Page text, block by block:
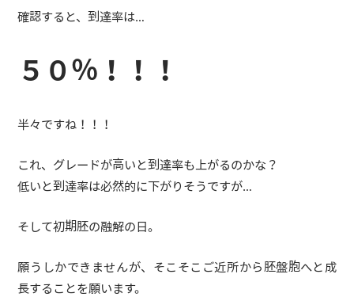
確認すると、到達率は…
５０％！！！
半々ですね！！！
これ、グレードが高いと到達率も上がるのかな？
低いと到達率は必然的に下がりそうですが…
そして初期胚の融解の日。
願うしかできませんが、そこそこご近所から胚盤胞へと成
長することを願います。